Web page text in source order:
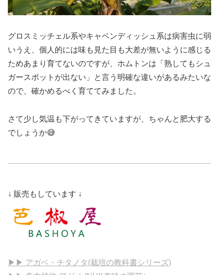
グロスミッチェル系やキャベンディッシュ系は病害虫に弱
いうえ、個人的には味も見た目も大差が無いように感じる
ためあまり育てないのですが、ホムトンは「熟してもシュ
ガースポットが出ない」と言う明確な違いがあるみたいな
ので、確かめるべく育ててみました。
さて少し気温も下がってきていますが、ちゃんと肥大する
でしょうか😅
↓ 販売もしています ↓
▶▶ アガベ・チタノタ(栽培の教科書シリーズ)